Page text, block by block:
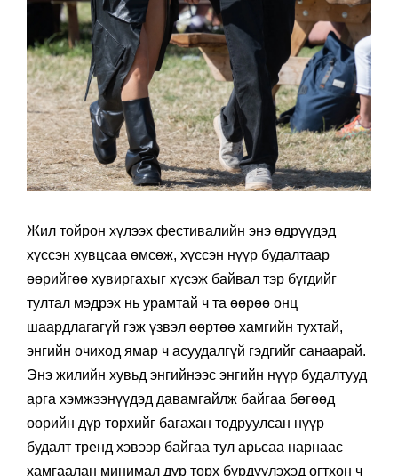
Жил тойрон хүлээх фестивалийн энэ өдрүүдэд
хүссэн хувцсаа өмсөж, хүссэн нүүр будалтаар
өөрийгөө хувиргахыг хүсэж байвал тэр бүгдийг
тултал мэдрэх нь урамтай ч та өөрөө онц
шаардлагагүй гэж үзвэл өөртөө хамгийн тухтай,
энгийн очиход ямар ч асуудалгүй гэдгийг санаарай.
Энэ жилийн хувьд энгийнээс энгийн нүүр будалтууд
арга хэмжээнүүдэд давамгайлж байгаа бөгөөд
өөрийн дүр төрхийг багахан тодруулсан нүүр
будалт тренд хэвээр байгаа тул арьсаа нарнаас
хамгаалан минимал дүр төрх бүрдүүлэхэд огтхон ч